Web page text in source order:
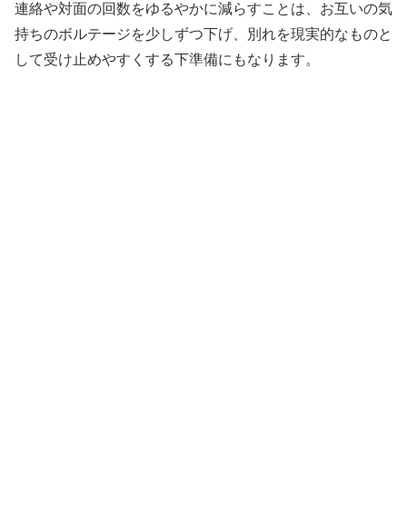
連絡や対面の回数をゆるやかに減らすことは、お互いの気
持ちのボルテージを少しずつ下げ、別れを現実的なものと
して受け止めやすくする下準備にもなります。